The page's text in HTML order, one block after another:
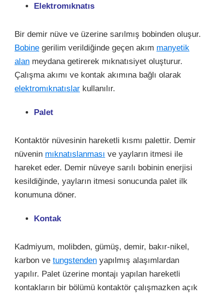
Elektromıknatıs
Bir demir nüve ve üzerine sarılmış bobinden oluşur.
Bobine gerilim verildiğinde geçen akım manyetik
alan meydana getirerek mıknatısiyet oluşturur.
Çalışma akımı ve kontak akımına bağlı olarak
elektromıknatıslar kullanılır.
Palet
Kontaktör nüvesinin hareketli kısmı palettir. Demir
nüvenin mıknatıslanması ve yayların itmesi ile
hareket eder. Demir nüveye sarılı bobinin enerjisi
kesildiğinde, yayların itmesi sonucunda palet ilk
konumuna döner.
Kontak
Kadmiyum, molibden, gümüş, demir, bakır-nikel,
karbon ve tungstenden yapılmış alaşımlardan
yapılır. Palet üzerine montajı yapılan hareketli
kontakların bir bölümü kontaktör çalışmazken açık